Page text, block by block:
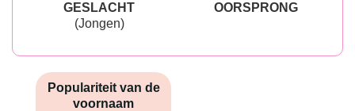
GESLACHT
(Jongen)
OORSPRONG
Populariteit van de
voornaam